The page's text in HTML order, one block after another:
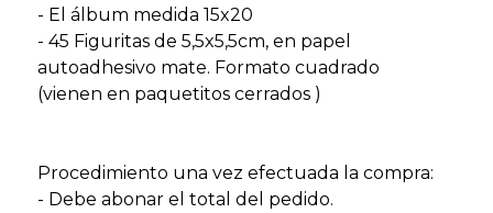
- El álbum medida 15x20
- 45 Figuritas de 5,5x5,5cm, en papel
autoadhesivo mate. Formato cuadrado
(vienen en paquetitos cerrados )
Procedimiento una vez efectuada la compra:
- Debe abonar el total del pedido.